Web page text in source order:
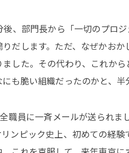
後、部門長から「一切のプロ
だします。ただ、なぜかお
した。その代わり、これか
も脆い組織だったのかと、半
職員に一斉メールが送られ
ンピック史上、初めての経